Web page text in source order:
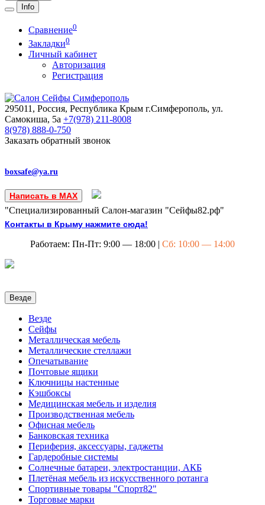
Info
Сравнение0
Закладки0
Личный кабинет
Авторизация
Регистрация
295011, Россия, Республика Крым г.Симферополь, ул.
Самокиша, 5а +7(978) 211-8008
8(978) 888-0-750
Заказать обратный звонок
boxsafe@ya.ru
Написать в MAX
"Специализированный Салон-магазин "Сейфы82.рф"
Контакты в Крыму нажмите сюда!
Работаем: Пн-Пт: 9:00 — 18:00 | Сб: 10:00 — 14:00
Везде
Везде
Сейфы
Металлическая мебель
Металлические стеллажи
Опечатывание
Почтовые ящики
Ключницы настенные
Кэшбоксы
Медицинская мебель и изделия
Производственная мебель
Офисная мебель
Банковская техника
Периферия, аксессуары, гаджеты
Гардеробные системы
Солнечные батареи, электростанции, АКБ
Плетёная мебель из искусственного ротанга
Спортивные товары "Спорт82"
Торговые марки